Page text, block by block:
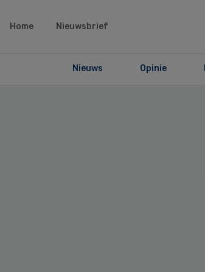
Home Nieuwsbrief
Nieuws Opinie